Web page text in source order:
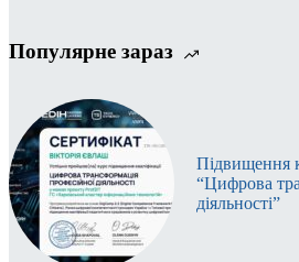
Популярне зараз
Підвищення
“Цифрова
діяльності”